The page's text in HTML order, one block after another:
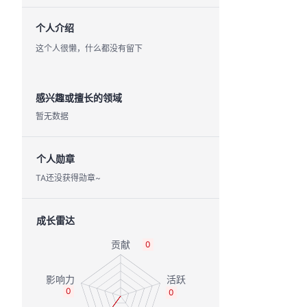
个人介绍
这个人很懒，什么都没有留下
感兴趣或擅长的领域
暂无数据
个人勋章
TA还没获得勋章~
成长雷达
0
0
0